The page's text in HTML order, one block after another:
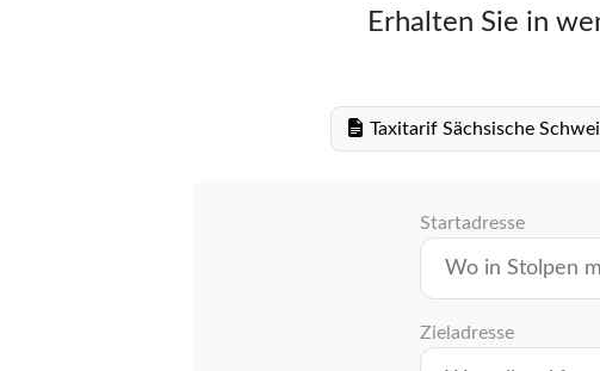
Erhalten Sie in
Taxitarif Sächsische
Startadresse
Zieladresse